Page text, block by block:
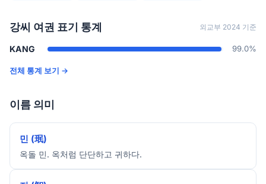
강씨 여권 표기 통계 외교부 2024 기준
KANG 99.0%
전체 통계 보기 →
이름 의미
민 (珉)
옥돌 민. 옥처럼 단단하고 귀하다.